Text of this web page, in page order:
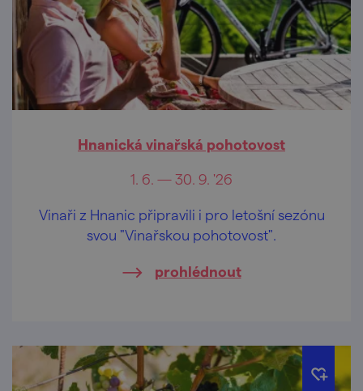
Hnanická vinařská pohotovost
1. 6. — 30. 9. '26
Vinaři z Hnanic připravili i pro letošní sezónu
svou "Vinařskou pohotovost".
prohlédnout